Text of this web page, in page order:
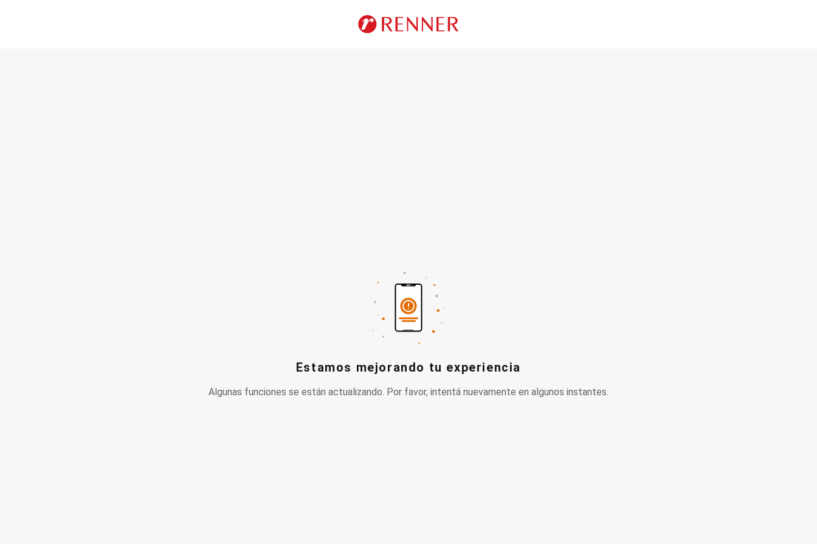
Estamos mejorando tu experiencia
Algunas funciones se están actualizando. Por favor, intentá nuevamente en algunos instantes.